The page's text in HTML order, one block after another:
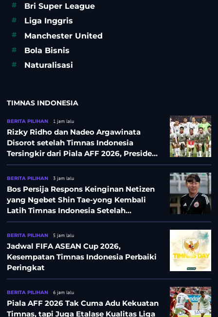
# Bri Super League
# Liga Inggris
# Manchester United
# Bola Bisnis
# Naturalisasi
TIMNAS INDONESIA
BERITA PILIHAN 1 jam lalu
Rizky Ridho dan Nadeo Argawinata
Disorot setelah Timnas Indonesia
Tersingkir dari Piala AFF 2026, Presiden
Persija Pasang Badan
BERITA PILIHAN 3 jam lalu
Bos Persija Respons Keinginan Netizen
yang Ngebet Shin Tae-yong Kembali
Latih Timnas Indonesia Setelah
Tersingkir dari Piala AFF 2026
BERITA PILIHAN 5 jam lalu
Jadwal FIFA ASEAN Cup 2026,
Kesempatan Timnas Indonesia Perbaiki
Peringkat
BERITA PILIHAN 6 jam lalu
Piala AFF 2026 Tak Cuma Adu Kekuatan
Timnas, tapi Juga Etalase Kualitas Liga